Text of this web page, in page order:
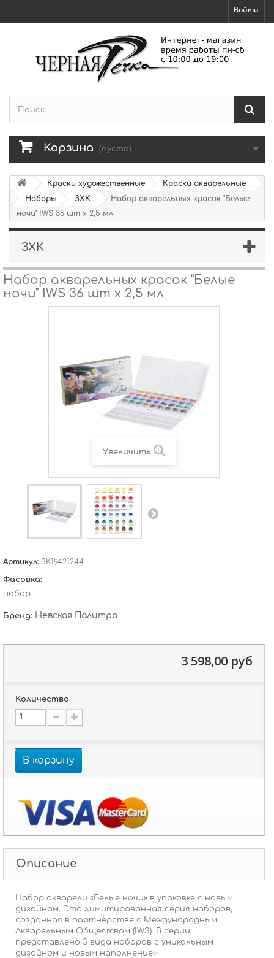
Войти
Корзина (пусто)
Краски художественные
Краски акварельные
Наборы
ЗХК
Набор акварельных красок "Белые
ночи" IWS 36 шт х 2,5 мл
ЗХК
Набор акварельных красок "Белые
ночи" IWS 36 шт х 2,5 мл
Увеличить
Артикул: ЗК19421244
Фасовка:
набор
Бренд: Невская Палитра
3 598,00 руб
Количество
В корзину
Описание
Набор акварели «Белые ночи» в упаковке с новым
дизайном. Это лимитированная серия наборов,
созданная в партнёрстве с Международным
Акварельным Обществом (IWS). В серии
представлено 3 вида наборов с уникальным
дизайном и новым наполнением.